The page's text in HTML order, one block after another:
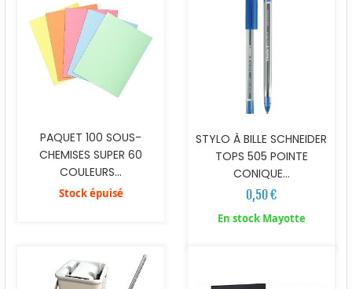
PAQUET 100 SOUS-
CHEMISES SUPER 60
COULEURS...
Stock épuisé
STYLO À BILLE SCHNEIDER
TOPS 505 POINTE
CONIQUE...
0,50 €
En stock Mayotte